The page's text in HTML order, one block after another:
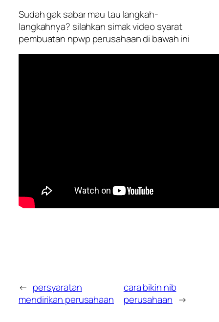
Sudah gak sabar mau tau langkah-
langkahnya? silahkan simak video syarat
pembuatan npwp perusahaan di bawah ini
← persyaratan
mendirikan perusahaan
cara bikin nib
perusahaan →